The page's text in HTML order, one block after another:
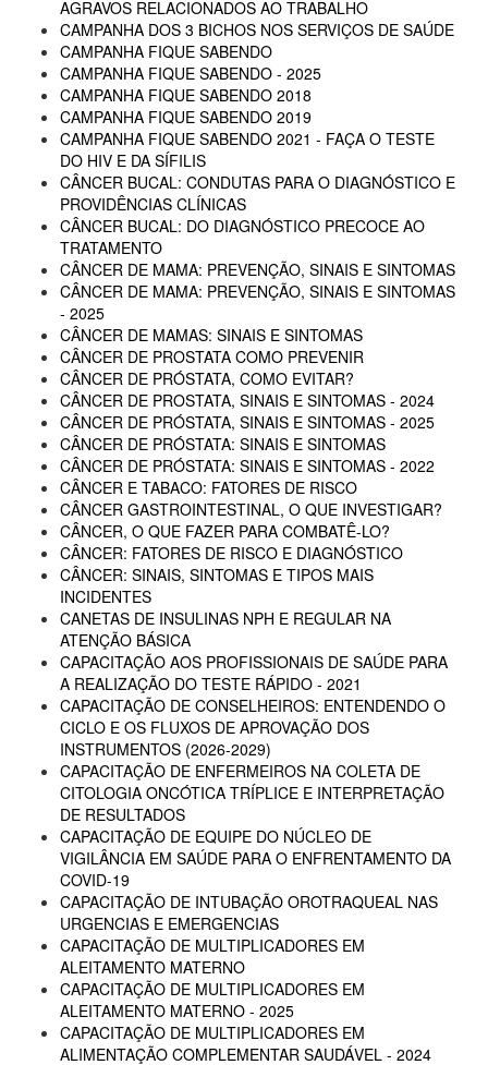
AGRAVOS RELACIONADOS AO TRABALHO
CAMPANHA DOS 3 BICHOS NOS SERVIÇOS DE SAÚDE
CAMPANHA FIQUE SABENDO
CAMPANHA FIQUE SABENDO - 2025
CAMPANHA FIQUE SABENDO 2018
CAMPANHA FIQUE SABENDO 2019
CAMPANHA FIQUE SABENDO 2021 - FAÇA O TESTE
DO HIV E DA SÍFILIS
CÂNCER BUCAL: CONDUTAS PARA O DIAGNÓSTICO E
PROVIDÊNCIAS CLÍNICAS
CÂNCER BUCAL: DO DIAGNÓSTICO PRECOCE AO
TRATAMENTO
CÂNCER DE MAMA: PREVENÇÃO, SINAIS E SINTOMAS
CÂNCER DE MAMA: PREVENÇÃO, SINAIS E SINTOMAS
- 2025
CÂNCER DE MAMAS: SINAIS E SINTOMAS
CÂNCER DE PROSTATA COMO PREVENIR
CÂNCER DE PRÓSTATA, COMO EVITAR?
CÂNCER DE PROSTATA, SINAIS E SINTOMAS - 2024
CÂNCER DE PRÓSTATA, SINAIS E SINTOMAS - 2025
CÂNCER DE PRÓSTATA: SINAIS E SINTOMAS
CÂNCER DE PRÓSTATA: SINAIS E SINTOMAS - 2022
CÂNCER E TABACO: FATORES DE RISCO
CÂNCER GASTROINTESTINAL, O QUE INVESTIGAR?
CÂNCER, O QUE FAZER PARA COMBATÊ-LO?
CÂNCER: FATORES DE RISCO E DIAGNÓSTICO
CÂNCER: SINAIS, SINTOMAS E TIPOS MAIS
INCIDENTES
CANETAS DE INSULINAS NPH E REGULAR NA
ATENÇÃO BÁSICA
CAPACITAÇÃO AOS PROFISSIONAIS DE SAÚDE PARA
A REALIZAÇÃO DO TESTE RÁPIDO - 2021
CAPACITAÇÃO DE CONSELHEIROS: ENTENDENDO O
CICLO E OS FLUXOS DE APROVAÇÃO DOS
INSTRUMENTOS (2026-2029)
CAPACITAÇÃO DE ENFERMEIROS NA COLETA DE
CITOLOGIA ONCÓTICA TRÍPLICE E INTERPRETAÇÃO
DE RESULTADOS
CAPACITAÇÃO DE EQUIPE DO NÚCLEO DE
VIGILÂNCIA EM SAÚDE PARA O ENFRENTAMENTO DA
COVID-19
CAPACITAÇÃO DE INTUBAÇÃO OROTRAQUEAL NAS
URGENCIAS E EMERGENCIAS
CAPACITAÇÃO DE MULTIPLICADORES EM
ALEITAMENTO MATERNO
CAPACITAÇÃO DE MULTIPLICADORES EM
ALEITAMENTO MATERNO - 2025
CAPACITAÇÃO DE MULTIPLICADORES EM
ALIMENTAÇÃO COMPLEMENTAR SAUDÁVEL - 2024